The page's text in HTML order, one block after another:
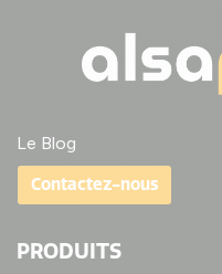
Le Blog
Contactez-nous
PRODUITS